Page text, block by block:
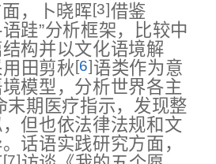
，卜晓晖[3]借鉴
语跬”分析框架，比较中
构并以文化语境解
田剪秋 [6]语类作为意
模型，分析世界各主
末期医疗指示，发现整
但也依法律法规和文
话语实践研究方面，
[7]